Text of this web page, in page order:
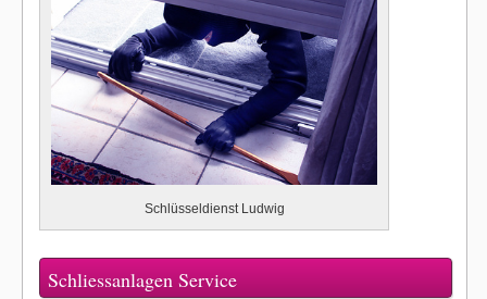
Schlüsseldienst Ludwig
Schliessanlagen Service